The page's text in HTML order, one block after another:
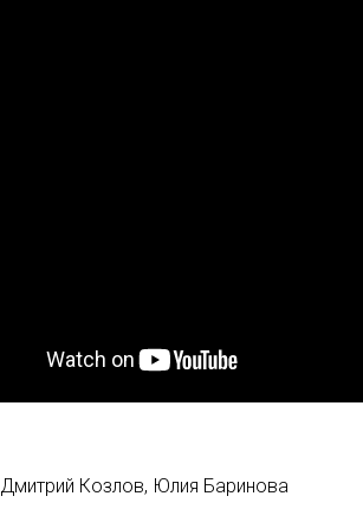
Дмитрий Козлов, Юлия Баринова